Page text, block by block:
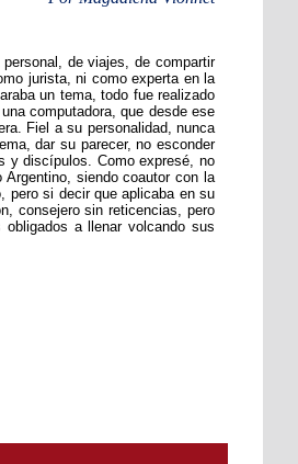
de viajes, de compartir
jurista, ni como experta en la
un tema, todo fue realizado
computadora, que desde ese
Fiel a su personalidad, nunca
dar su parecer, no esconder
y discípulos. Como expresé, no
siendo coautor con la
pero si decir que aplicaba en su
consejero sin reticencias, pero
a llenar volcando sus